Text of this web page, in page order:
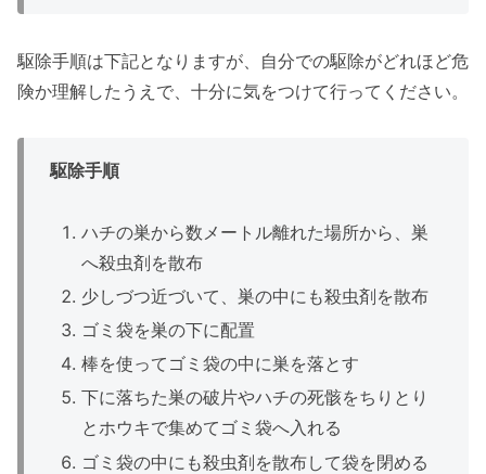
駆除手順は下記となりますが、自分での駆除がどれほど危
険か理解したうえで、十分に気をつけて行ってください。
駆除手順
ハチの巣から数メートル離れた場所から、巣
へ殺虫剤を散布
少しづつ近づいて、巣の中にも殺虫剤を散布
ゴミ袋を巣の下に配置
棒を使ってゴミ袋の中に巣を落とす
下に落ちた巣の破片やハチの死骸をちりとり
とホウキで集めてゴミ袋へ入れる
ゴミ袋の中にも殺虫剤を散布して袋を閉める